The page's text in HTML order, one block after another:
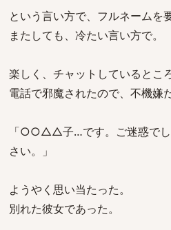
という言い方で、フルネームを
またしても、冷たい言い方で。
楽しく、チャットしているとこ
電話で邪魔されたので、不機嫌
「○○△△子…です。ご迷惑でし
さい。」
ようやく思い当たった。
別れた彼女であった。